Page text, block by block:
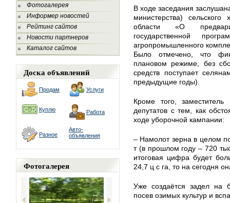
Фотогалерея
Информер новостей
Рейтинг сайтов
Новости партнеров
Каталог сайтов
Доска объявлений
Продам Услуги
Куплю Работа
Разное
Авто-
объявления
Фотогалерея
В ходе заседания
министерства) сельского
области «О
государственной
агропромышленного
Было отмечено, что
плановом режиме, без
средств поступает
предыдущие годы).
Кроме того,
депутатов с тем, как
ходе уборочной кампании:
– Намолот зерна в целом
т (в прошлом году – 720
итоговая цифра будет
24,7 ц с га, то на сегодня
Уже создаётся задел на
посев озимых культур и